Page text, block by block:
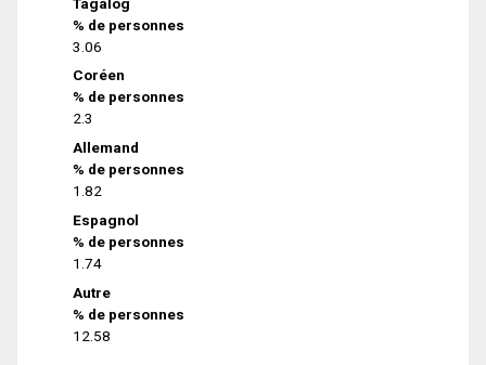
% de personnes
3.06
Coréen
% de personnes
2.3
Allemand
% de personnes
1.82
Espagnol
% de personnes
1.74
Autre
% de personnes
12.58